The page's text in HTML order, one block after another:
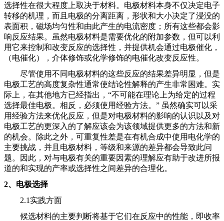
选择性在很大程度上取决于材料。电极材料本身不仅决定电子
转移的机理，而且电极的分离距离，形状和大小决定了浸没的
表面积，磁场均匀性和由此产生的电流密度；所有这些都会影
响反应结果。虽然电极材料是需要优化的附加参数，但可以利
用它来控制和改变反应的选择性，并提供机会通过电极催化，
（电催化），介体修饰或化学修饰的电催化改变反应性。
尽管使用不同电极材料的这些反应的结果差异明显，但是
电极工艺的高度复杂性通常使结论性解释的产生非常困难。实
际上，在其他地方已经指出， “不可能在理论上为给定的过程
选择最佳电极。相反，必须使用经验方法。” 虽然确实可以采
用经验方法来优化反应，但是对电极材料的影响的认识以及对
电极工艺的更深入的了解应该会为该领域提供更多的方法和新
的机会。除此之外，可重复性差是在有机合成中使用电化学的
主要挑战，并且电极材料，等级和来源的差异都会导致此问
题。因此，对与电极有关的重要因素的理解应有助于改进所报
道的和实现的产率或选择性之间差异的合理化。
2、电极选择
2.1实践方面
候选材料的主要判断将基于它们在反应中的性能，即收率